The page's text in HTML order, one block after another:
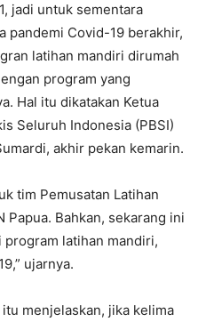
jadi untuk sementara
pandemi Covid-19 berakhir,
latihan mandiri dirumah
program yang
Hal itu dikatakan Ketua
Seluruh Indonesia (PBSI)
akhir pekan kemarin.
tim Pemusatan Latihan
Papua. Bahkan, sekarang ini
latihan mandiri,
ujarnya.
menjelaskan, jika kelima